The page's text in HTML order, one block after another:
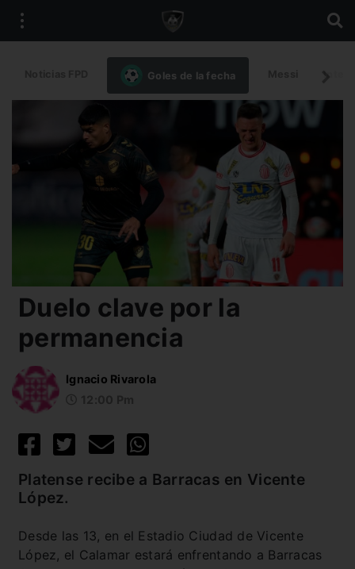
Goles de la fecha
Duelo clave por la
permanencia
Ignacio Rivarola
Platense recibe a Barracas en Vicente
López.
Desde las 13, en el Estadio Ciudad de Vicente
López, el Calamar estará enfrentando a Barracas